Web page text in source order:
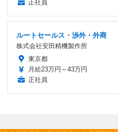
正社員
ルートセールス・渉外・外商
株式会社安田精機製作所
東京都
月給23万円～43万円
正社員